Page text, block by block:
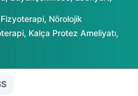
, Nörolojik
, Kalça Protez Ameliyatı,